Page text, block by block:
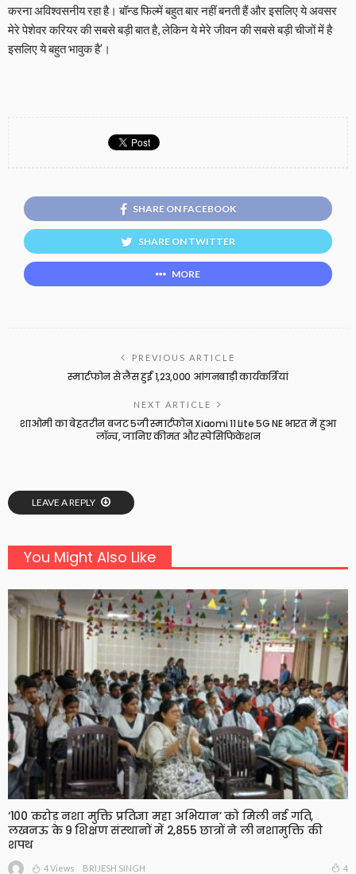
करना अविश्वसनीय रहा है। बॉन्ड फिल्में बहुत बार नहीं बनती हैं और इसलिए ये अवसर
मेरे पेशेवर करियर की सबसे बड़ी बात है, लेकिन ये मेरे जीवन की सबसे बड़ी चीजों में है
इसलिए ये बहुत भावुक है’।
SHARE ON FACEBOOK
SHARE ON TWITTER
MORE
PREVIOUS ARTICLE
स्मार्टफोन से लैस हुईं 1,23,000 आंगनबाड़ी कार्यकर्त्रियां
NEXT ARTICLE
शाओमी का बेहतरीन बजट 5जी स्मार्टफोन Xiaomi 11 Lite 5G NE भारत में हुआ
लॉन्च, जानिए कीमत और स्पेसिफिकेशन
LEAVE A REPLY
You Might Also Like
‘100 करोड़ नशा मुक्ति प्रतिज्ञा महा अभियान’ को मिली नई गति,
लखनऊ के 9 शिक्षण संस्थानों में 2,855 छात्रों ने ली नशामुक्ति की
शपथ
4 Views BRIJESH SINGH 4